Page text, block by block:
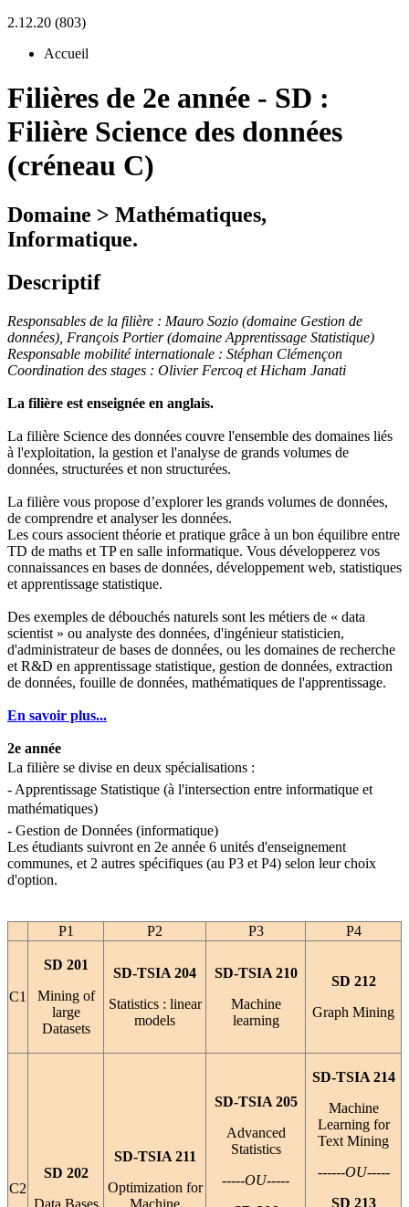
2.12.20 (803)
Accueil
Filières de 2e année - SD :
Filière Science des données
(créneau C)
Domaine > Mathématiques,
Informatique.
Descriptif
Responsables de la filière : Mauro Sozio (domaine Gestion de
données), François Portier (domaine Apprentissage Statistique)
Responsable mobilité internationale : Stéphan Clémençon
Coordination des stages : Olivier Fercoq et Hicham Janati
La filière est enseignée en anglais.
La filière Science des données couvre l'ensemble des domaines liés
à l'exploitation, la gestion et l'analyse de grands volumes de
données, structurées et non structurées.
La filière vous propose d’explorer les grands volumes de données,
de comprendre et analyser les données.
Les cours associent théorie et pratique grâce à un bon équilibre entre
TD de maths et TP en salle informatique. Vous développerez vos
connaissances en bases de données, développement web, statistiques
et apprentissage statistique.
Des exemples de débouchés naturels sont les métiers de « data
scientist » ou analyste des données, d'ingénieur statisticien,
d'administrateur de bases de données, ou les domaines de recherche
et R&D en apprentissage statistique, gestion de données, extraction
de données, fouille de données, mathématiques de l'apprentissage.
En savoir plus...
2e année
La filière se divise en deux spécialisations : 
- Apprentissage Statistique (à l'intersection entre informatique et
mathématiques) 
- Gestion de Données (informatique)
Les étudiants suivront en 2e année 6 unités d'enseignement
communes, et 2 autres spécifiques (au P3 et P4) selon leur choix
d'option.
P1 P2 P3 P4
C1
SD 201
Mining of
large
Datasets
SD-TSIA 204
Statistics : linear
models
SD-TSIA 210
Machine
learning
SD 212
Graph Mining
C2
SD 202
Data Bases
SD-TSIA 211
Optimization for
Machine
SD-TSIA 205
Advanced
Statistics
-----OU-----
SD-TSIA 214
Machine
Learning for
Text Mining
------OU-----
SD 213